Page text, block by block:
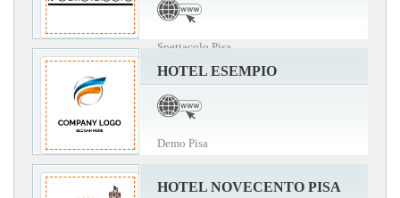
Spettacolo Pisa
HOTEL ESEMPIO
Demo Pisa
HOTEL NOVECENTO PISA